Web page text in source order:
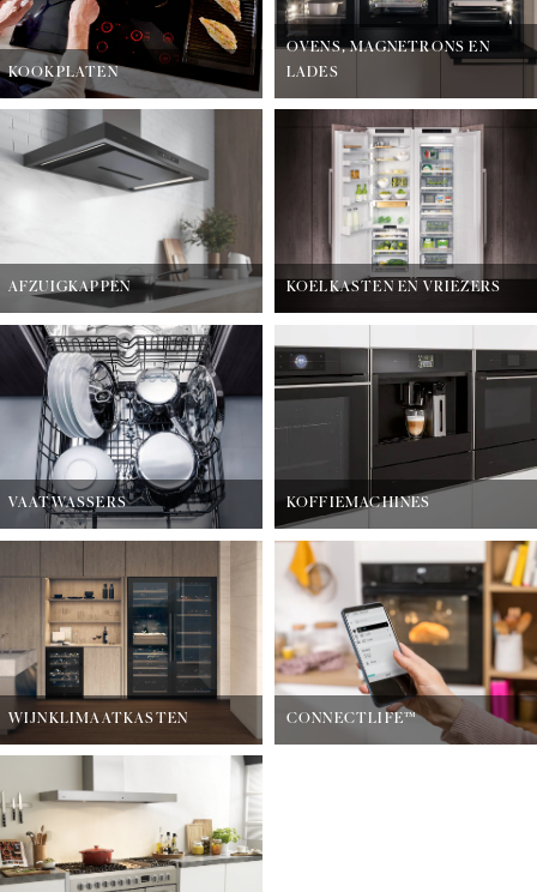
KOOKPLATEN
OVENS, MAGNETRONS EN
LADES
AFZUIGKAPPEN KOELKASTEN EN VRIEZERS
VAATWASSERS KOFFIEMACHINES
WIJNKLIMAATKASTEN CONNECTLIFE™